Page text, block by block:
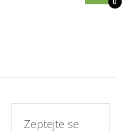
Zeptejte se